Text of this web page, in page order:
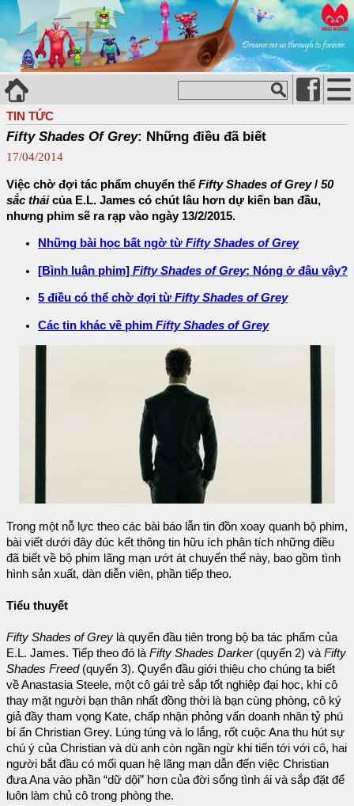
TIN TỨC
Fifty Shades Of Grey: Những điều đã biết
17/04/2014
Việc chờ đợi tác phẩm chuyển thể Fifty Shades of Grey/ 50
sắc tháicủa E.L. James có chút lâu hơn dự kiến ban đầu,
nhưng phim sẽ ra rạp vào ngày 13/2/2015.
Những bài học bất ngờ từ Fifty Shades of Grey
[Bình luận phim] Fifty Shades of Grey: Nóng ở đâu vậy?
5 điều có thể chờ đợi từ Fifty Shades of Grey
Các tin khác về phim Fifty Shades of Grey
Trong một nỗ lực theo các bài báo lẫn tin đồn xoay quanh bộ phim,
bài viết dưới đây đúc kết thông tin hữu ích phân tích những điều
đã biết về bộ phim lãng mạn ướt át chuyển thể này, bao gồm tình
hình sản xuất, dàn diễn viên, phần tiếp theo.
Tiểu thuyết
Fifty Shades of Grey là quyển đầu tiên trong bộ ba tác phẩm của
E.L. James. Tiếp theo đó làFifty Shades Darker(quyển 2) vàFifty
Shades Freed(quyển 3). Quyển đầu giới thiệu cho chúng ta biết
về Anastasia Steele, một cô gái trẻ sắp tốt nghiệp đại học, khi cô
thay mặt người bạn thân nhất đồng thời là bạn cùng phòng, cô ký
giả đầy tham vọng Kate, chấp nhận phỏng vấn doanh nhân tỷ phú
bí ẩn Christian Grey. Lúng túng và lo lắng, rốt cuộc Ana thu hút sự
chú ý của Christian và dù anh còn ngần ngừ khi tiến tới với cô, hai
người bắt đầu có mối quan hệ lãng mạn dẫn đến việc Christian
đưa Ana vào phần “dữ dội” hơn của đời sống tình ái và sắp đặt để
luôn làm chủ cô trong phòng the.